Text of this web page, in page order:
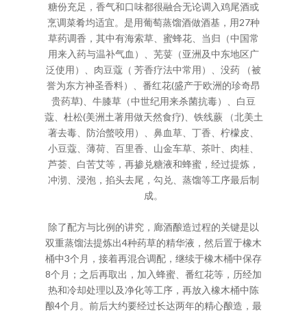
糖份充足，香气和口味都很融合无论调入鸡尾酒或
烹调菜肴均适宜。是用葡萄蒸馏酒做酒基，用27种
草药调香，其中有海索草、蜜蜂花、当归（中国常
用来入药与温补气血）、芜荽（亚洲及中东地区广
泛使用）、肉豆蔻（ 芳香疗法中常用）、没药 （被
誉为东方神圣香料）、番红花(盛产于欧洲的珍奇昂
贵药草)、牛膝草（中世纪用来杀菌抗毒）、白豆
蔻、杜松(美洲土著用做天然食疗)、铁线蕨 （北美土
著去毒、防治螫咬用）、鼻血草、丁香、柠檬皮、
小豆蔻、薄荷、百里香、山金车草、茶叶、肉桂、
芦荟、白苦艾等，再掺兑糖液和蜂蜜，经过提炼，
冲沏、浸泡，掐头去尾，勾兑、蒸馏等工序最后制
成。
除了配方与比例的讲究，廊酒酿造过程的关键是以
双重蒸馏法提炼出4种药草的精华液，然后置于橡木
桶中3个月，接着再混合调配，继续于橡木桶中保存
8个月；之后再取出，加入蜂蜜、番红花等，历经加
热和冷却处理以及净化等工序，再放入橡木桶中陈
酿4个月。前后大约要经过长达两年的精心酿造，最